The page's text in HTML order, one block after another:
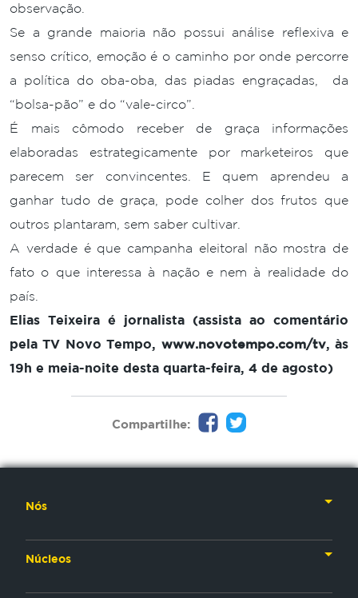
observação.
Se a grande maioria não possui análise reflexiva e
senso crítico, emoção é o caminho por onde percorre
a política do oba-oba, das piadas engraçadas, da
“bolsa-pão” e do “vale-circo”.
É mais cômodo receber de graça informações
elaboradas estrategicamente por marketeiros que
parecem ser convincentes. E quem aprendeu a
ganhar tudo de graça, pode colher dos frutos que
outros plantaram, sem saber cultivar.
A verdade é que campanha eleitoral não mostra de
fato o que interessa à nação e nem à realidade do
país.
Elias Teixeira é jornalista (assista ao comentário
pela TV Novo Tempo, www.novotempo.com/tv, às
19h e meia-noite desta quarta-feira, 4 de agosto)
Compartilhe:
Nós
Núcleos